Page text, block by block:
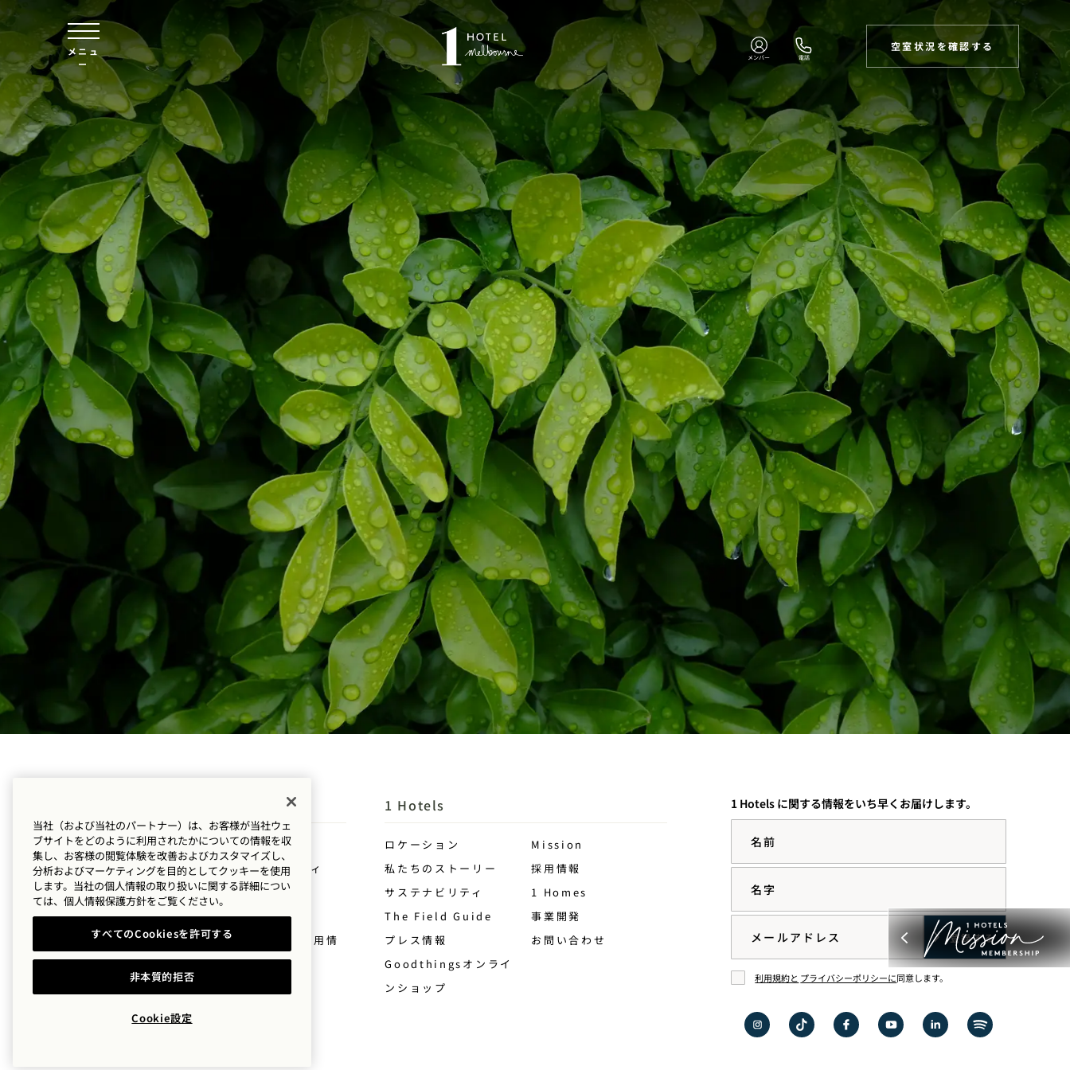
本文へスキップ
メニュ
ー
メンバー 電話
空室状況を確認する
9 マリタイム・プレイ
ス
Melbourne VIC
3008
オーストラリア
ホテル：
+61 3 7053 0888
ポリシー
アクセシビリティ
プレス
よくある質問
Melbourne 採用情
報
1 Hotels
ロケーション
私たちのストーリー
サステナビリティ
The Field Guide
プレス情報
Goodthingsオンライ
ンショップ
Mission
採用情報
1 Homes
事業開発
お問い合わせ
1 Hotels に関する情報をいち早くお届けします。
同意する
利用規約と プライバシーポリシーに同意します。
当社（および当社のパートナー）は、お客様が当社ウェ
ブサイトをどのように利用されたかについての情報を収
集し、お客様の閲覧体験を改善およびカスタマイズし、
分析およびマーケティングを目的としてクッキーを使用
します。当社の個人情報の取り扱いに関する詳細につい
ては、 個人情報保護方針をご覧ください。
すべてのCookiesを許可する
非本質的拒否
Cookie設定